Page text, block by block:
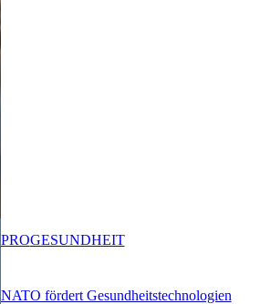
NATO fördert Gesundheitstechnologien
PROGESUNDHEIT